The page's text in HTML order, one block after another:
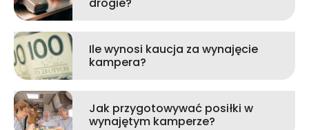
Ile wynosi kaucja za wynajęcie
kampera?
Jak przygotowywać posiłki w
wynajętym kamperze?